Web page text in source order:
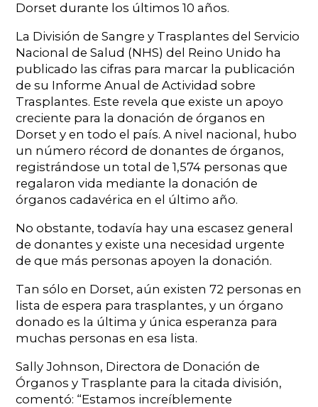
Dorset durante los últimos 10 años.
La División de Sangre y Trasplantes del Servicio
Nacional de Salud (NHS) del Reino Unido ha
publicado las cifras para marcar la publicación
de su Informe Anual de Actividad sobre
Trasplantes. Este revela que existe un apoyo
creciente para la donación de órganos en
Dorset y en todo el país. A nivel nacional, hubo
un número récord de donantes de órganos,
registrándose un total de 1,574 personas que
regalaron vida mediante la donación de
órganos cadavérica en el último año.
No obstante, todavía hay una escasez general
de donantes y existe una necesidad urgente
de que más personas apoyen la donación.
Tan sólo en Dorset, aún existen 72 personas en
lista de espera para trasplantes, y un órgano
donado es la última y única esperanza para
muchas personas en esa lista.
Sally Johnson, Directora de Donación de
Órganos y Trasplante para la citada división,
comentó: “Estamos increíblemente